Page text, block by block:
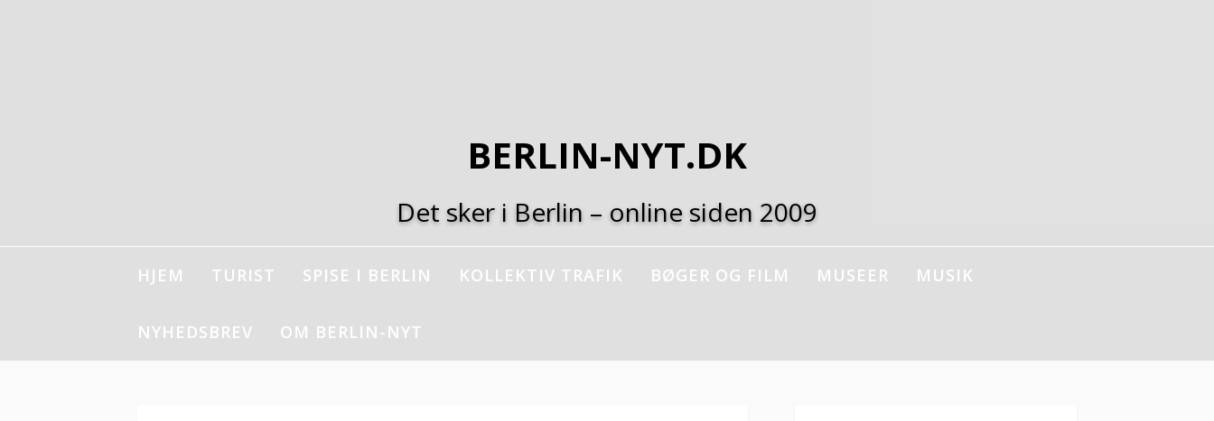
BERLIN-NYT.DK
Det sker i Berlin – online siden 2009
HJEM TURIST SPISE I BERLIN KOLLEKTIV TRAFIK BØGER OG FILM MUSEER MUSIK
NYHEDSBREV OM BERLIN-NYT